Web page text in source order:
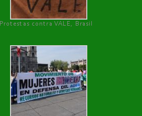
Protestas contra VALE, Brasil